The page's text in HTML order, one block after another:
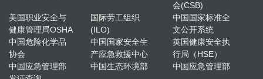
会(CSB)
美国职业安全与
健康管理局OSHA
国际劳工组织
(ILO)
中国国家标准全
文公开系统
中国危险化学品
协会
中国国家安全生
产应急救援中心
英国健康安全执
行局（HSE）
中国应急管理部
中国生态环境部 中国应急管理部